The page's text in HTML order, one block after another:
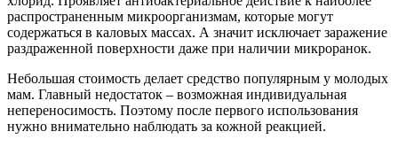
распространенным микроорганизмам, которые могут
содержаться в каловых массах. А значит исключает заражение
раздраженной поверхности даже при наличии микроранок.
Небольшая стоимость делает средство популярным у молодых
мам. Главный недостаток – возможная индивидуальная
непереносимость. Поэтому после первого использования
нужно внимательно наблюдать за кожной реакцией.